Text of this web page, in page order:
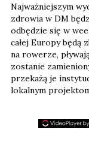
Najważniejszym
zdrowia w DM
odbędzie się w
całej Europy będą
na rowerze,
zostanie
przekażą je
lokalnym